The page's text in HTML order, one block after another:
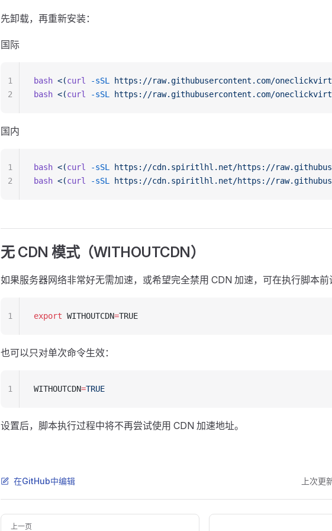
先卸载，再重新安装：
国际
bash <(curl -sSL
https://raw.githubusercontent.com/
bash <(curl -sSL https://raw.githubusercontent.com/
1
2
国内
bash <(curl -sSL
https://cdn.spiritlhl.net/https://
bash <(curl -sSL https://cdn.spiritlhl.net/https://
1
2
无 CDN 模式（WITHOUTCDN）
如果服务器网络非常好无需加速，或希望完全禁用 CDN 加速，可在执行脚本前
export WITHOUTCDN=TRUE
1
也可以只对单次命令生效：
WITHOUTCDN=TRUE
1
设置后，脚本执行过程中将不再尝试使用 CDN 加速地址。
在GitHub中编辑 上次更
Pager
上一页